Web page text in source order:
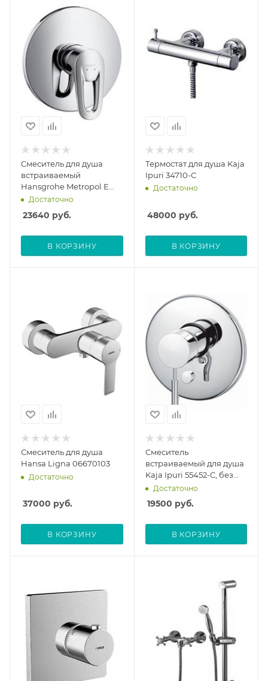
Смеситель для душа
встраиваемый
Hansgrohe Metropol E
14675000, внешняя
Достаточно
23640 руб.
В КОРЗИНУ
Термостат для душа Kaja
Ipuri 34710-С
Достаточно
48000 руб.
В КОРЗИНУ
Смеситель для душа
Hansa Ligna 06670103
Достаточно
37000 руб.
В КОРЗИНУ
Смеситель
встраиваемый для душа
Kaja Ipuri 55452-C, без
скрытой части
Достаточно
19500 руб.
В КОРЗИНУ